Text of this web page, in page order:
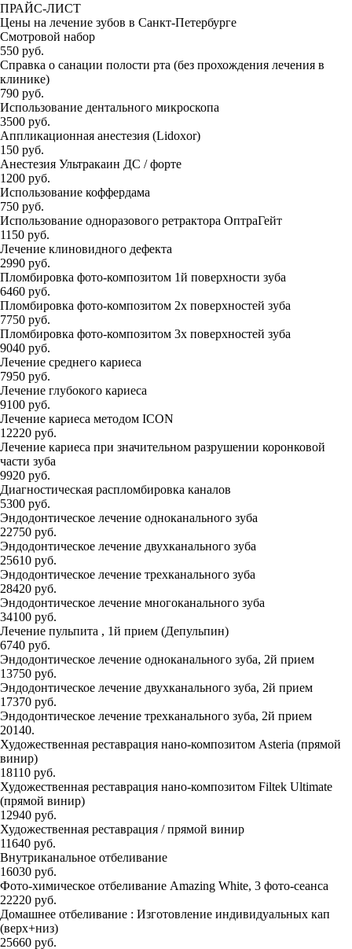
ПРАЙС-ЛИСТ
Цены на лечение зубов в Санкт-Петербурге
Смотровой набор
550 руб.
Справка о санации полости рта (без прохождения лечения в
клинике)
790 руб.
Использование дентального микроскопа
3500 руб.
Аппликационная анестезия (Lidoxor)
150 руб.
Анестезия Ультракаин ДС / форте
1200 руб.
Использование коффердама
750 руб.
Использование одноразового ретрактора ОптраГейт
1150 руб.
Лечение клиновидного дефекта
2990 руб.
Пломбировка фото-композитом 1й поверхности зуба
6460 руб.
Пломбировка фото-композитом 2х поверхностей зуба
7750 руб.
Пломбировка фото-композитом 3х поверхностей зуба
9040 руб.
Лечение среднего кариеса
7950 руб.
Лечение глубокого кариеса
9100 руб.
Лечение кариеса методом ICON
12220 руб.
Лечение кариеса при значительном разрушении коронковой
части зуба
9920 руб.
Диагностическая распломбировка каналов
5300 руб.
Эндодонтическое лечение одноканального зуба
22750 руб.
Эндодонтическое лечение двухканального зуба
25610 руб.
Эндодонтическое лечение трехканального зуба
28420 руб.
Эндодонтическое лечение многоканального зуба
34100 руб.
Лечение пульпита , 1й прием (Депульпин)
6740 руб.
Эндодонтическое лечение одноканального зуба, 2й прием
13750 руб.
Эндодонтическое лечение двухканального зуба, 2й прием
17370 руб.
Эндодонтическое лечение трехканального зуба, 2й прием
20140.
Художественная реставрация нано-композитом Asteria (прямой
винир)
18110 руб.
Художественная реставрация нано-композитом Filtek Ultimate
(прямой винир)
12940 руб.
Художественная реставрация / прямой винир
11640 руб.
Внутриканальное отбеливание
16030 руб.
Фото-химическое отбеливание Amazing White, 3 фото-сеанса
22220 руб.
Домашнее отбеливание : Изготовление индивидуальных кап
(верх+низ)
25660 руб.